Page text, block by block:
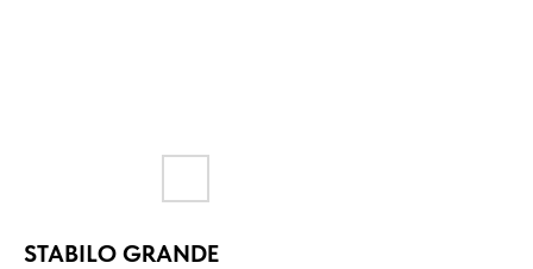
STABILO GRANDE